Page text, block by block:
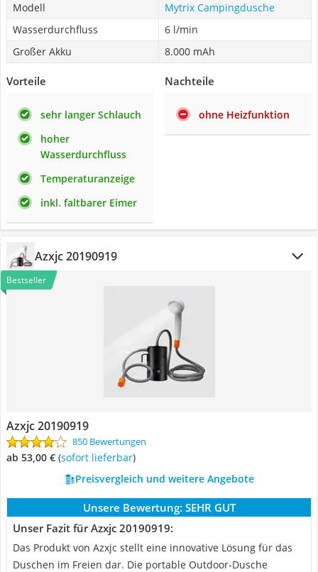
Modell
Mytrix Campingdusche
Wasserdurchfluss
6 l/min
Großer Akku
8.000 mAh
Vorteile
sehr langer Schlauch
hoher
Wasserdurchfluss
Temperaturanzeige
inkl. faltbarer Eimer
Nachteile
ohne Heizfunktion
Azxjc 20190919
Bestseller
Azxjc 20190919
850 Bewertungen
ab 53,00 € ( Sofort lieferbar)
Preisvergleich und weitere Angebote
Unsere Bewertung: SEHR GUT
Unser Fazit für Azxjc 20190919:
Das Produkt von Azxjc stellt eine innovative Lösung für das
Duschen im Freien dar. Die portable Outdoor-Dusche